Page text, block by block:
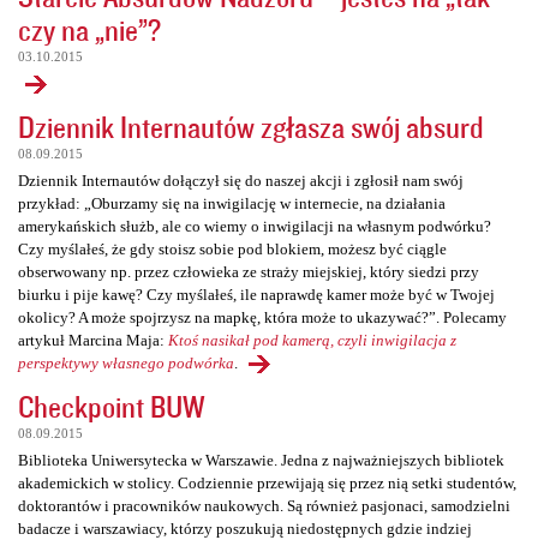
czy na „nie”?
03.10.2015
Dziennik Internautów zgłasza swój absurd
08.09.2015
Dziennik Internautów dołączył się do naszej akcji i zgłosił nam swój
przykład: „Oburzamy się na inwigilację w internecie, na działania
amerykańskich służb, ale co wiemy o inwigilacji na własnym podwórku?
Czy myślałeś, że gdy stoisz sobie pod blokiem, możesz być ciągle
obserwowany np. przez człowieka ze straży miejskiej, który siedzi przy
biurku i pije kawę? Czy myślałeś, ile naprawdę kamer może być w Twojej
okolicy? A może spojrzysz na mapkę, która może to ukazywać?”. Polecamy
artykuł Marcina Maja: Ktoś nasikał pod kamerą, czyli inwigilacja z
perspektywy własnego podwórka
Checkpoint BUW
08.09.2015
Biblioteka Uniwersytecka w Warszawie. Jedna z najważniejszych bibliotek
akademickich w stolicy. Codziennie przewijają się przez nią setki studentów,
doktorantów i pracowników naukowych. Są również pasjonaci, samodzielni
badacze i warszawiacy, którzy poszukują niedostępnych gdzie indziej